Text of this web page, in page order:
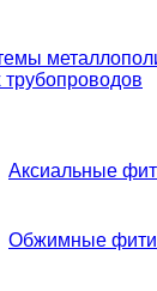
Аксиальные
Обжимные